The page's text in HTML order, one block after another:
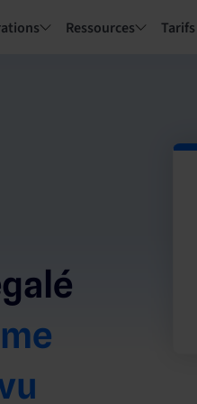
Ressources Tarifs